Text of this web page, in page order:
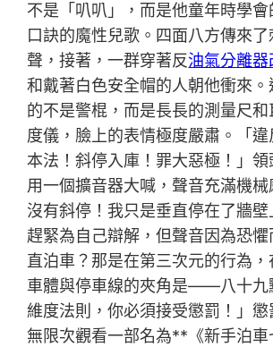
不是「叭叭」，而是他童年時學
口訣的魔性兒歌。四面八方傳來
聲，接著，一群穿著反油氣分離器
和戴著白色安全帽的人朝他衝來
的不是警棍，而是長長的測量尺和
度儀，臉上的表情極度嚴肅。「
本法！斜停入庫！罪大惡極！」
用一個擴音器大喊，聲音充滿機
沒有斜停！我只是垂直停在了牆
趕緊為自己辯解，但聲音因為恐
直泊車？那是在第三次元的行為
車體與停車線的夾角是——八十九
維度法則，你必須接受懲罰！」懲
無限次觀看一部名為**《新手泊車